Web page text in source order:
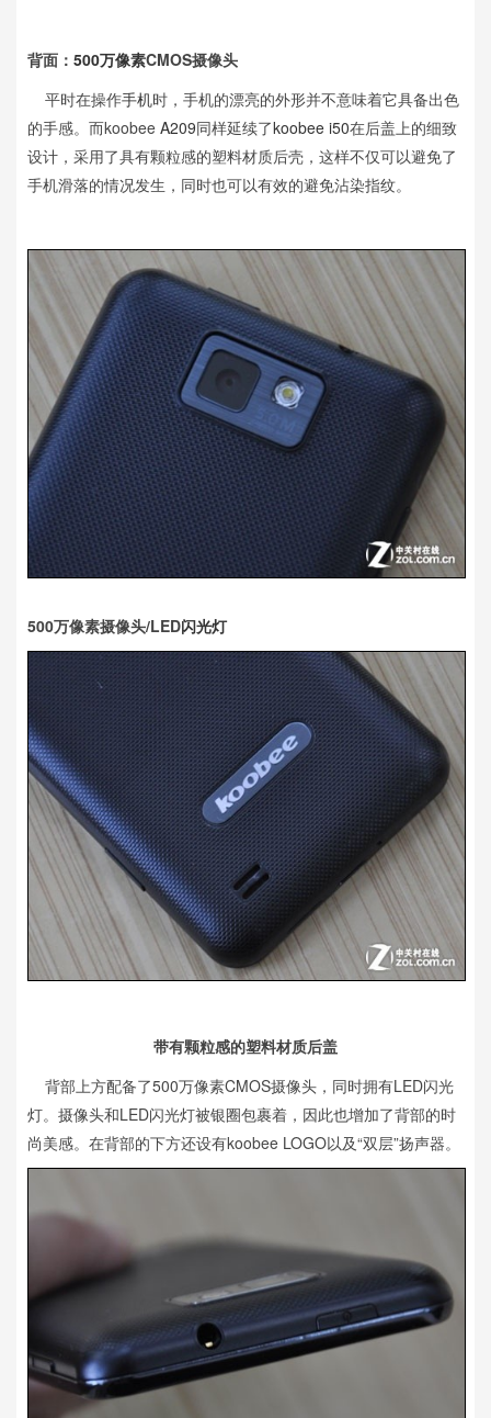
背面： 500万像素CMOS摄像头
平时在操作手机时，手机的漂亮的外形并不意味着它具备出色
的手感。而koobee A209同样延续了koobee i50在后盖上的细致
设计，采用了具有颗粒感的塑料材质后壳，这样不仅可以避免了
手机滑落的情况发生，同时也可以有效的避免沾染指纹。
500万像素摄像头/LED闪光灯
带有颗粒感的塑料材质后盖
背部上方配备了500万像素CMOS摄像头，同时拥有LED闪光
灯。摄像头和LED闪光灯被银圈包裹着，因此也增加了背部的时
尚美感。在背部的下方还设有koobee LOGO以及“双层”扬声器。